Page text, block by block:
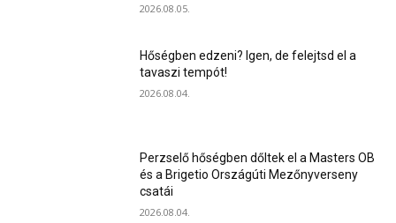
2026.08.05.
Hőségben edzeni? Igen, de felejtsd el a
tavaszi tempót!
2026.08.04.
Perzselő hőségben dőltek el a Masters OB
és a Brigetio Országúti Mezőnyverseny
csatái
2026.08.04.